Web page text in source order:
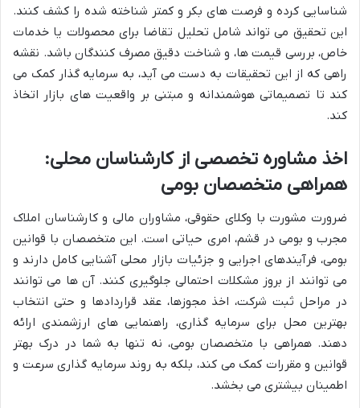
شناسایی کرده و فرصت های بکر و کمتر شناخته شده را کشف کنند.
این تحقیق می تواند شامل تحلیل تقاضا برای محصولات یا خدمات
خاص، بررسی قیمت ها، و شناخت دقیق مصرف کنندگان باشد. نقشه
راهی که از این تحقیقات به دست می آید، به سرمایه گذار کمک می
کند تا تصمیماتی هوشمندانه و مبتنی بر واقعیت های بازار اتخاذ
کند.
اخذ مشاوره تخصصی از کارشناسان محلی:
همراهی متخصصان بومی
ضرورت مشورت با وکلای حقوقی، مشاوران مالی و کارشناسان املاک
مجرب و بومی در قشم، امری حیاتی است. این متخصصان با قوانین
بومی، فرآیندهای اجرایی و جزئیات بازار محلی آشنایی کامل دارند و
می توانند از بروز مشکلات احتمالی جلوگیری کنند. آن ها می توانند
در مراحل ثبت شرکت، اخذ مجوزها، عقد قراردادها و حتی انتخاب
بهترین محل برای سرمایه گذاری، راهنمایی های ارزشمندی ارائه
دهند. همراهی با متخصصان بومی، نه تنها به شما در درک بهتر
قوانین و مقررات کمک می کند، بلکه به روند سرمایه گذاری سرعت و
اطمینان بیشتری می بخشد.